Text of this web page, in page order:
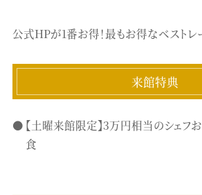
公式HPが1番お得！最もお得なベストレ
来館特典
【土曜来館限定】3万円相当のシェフ
食